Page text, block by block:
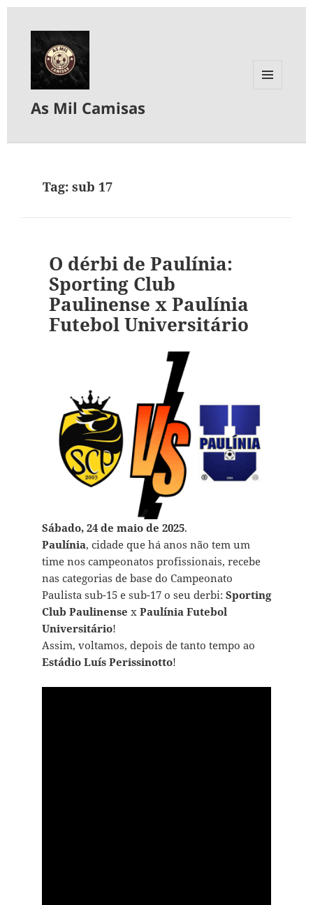
As Mil Camisas
Tag:sub 17
O dérbi de Paulínia:
Sporting Club
Paulinense x Paulínia
Futebol Universitário
Sábado, 24 de maio de 2025.
Paulínia, cidade que há anos não tem um
time nos campeonatos profissionais, recebe
nas categorias de base do Campeonato
Paulista sub-15 e sub-17 o seu derbi: Sporting
Club Paulinense x Paulínia Futebol
Universitário!
Assim, voltamos, depois de tanto tempo ao
Estádio Luís Perissinotto!